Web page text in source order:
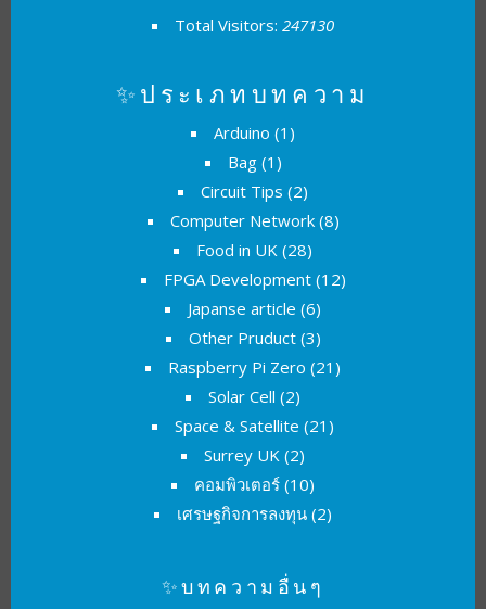
Total Visitors: 247130
✨ประเภทบทความ
Arduino (1)
Bag(1)
Circuit Tips (2)
Computer Network(8)
Food in UK (28)
FPGA Development(12)
Japanse article (6)
Other Pruduct(3)
Raspberry Pi Zero (21)
Solar Cell (2)
Space & Satellite (21)
Surrey UK (2)
คอมพิวเตอร์ (10)
เศรษฐกิจการลงทุน (2)
✨บทความอื่นๆ